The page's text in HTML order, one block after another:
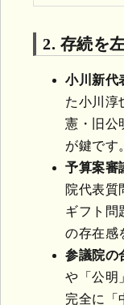
2. 存続を
小川新代
た小川淳
憲・旧公
が鍵です。
予算案審
院代表質
ギフト問
の存在感
参議院の
や「公明
完全に「